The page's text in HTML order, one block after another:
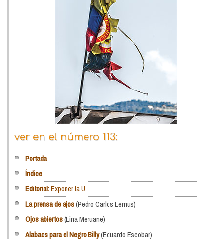
ver en el número 113:
Portada
Índice
Editorial:Exponer la U
La prensa de ajos(Pedro Carlos Lemus)
Ojos abiertos(Lina Meruane)
Alabaos para el Negro Billy(Eduardo Escobar)